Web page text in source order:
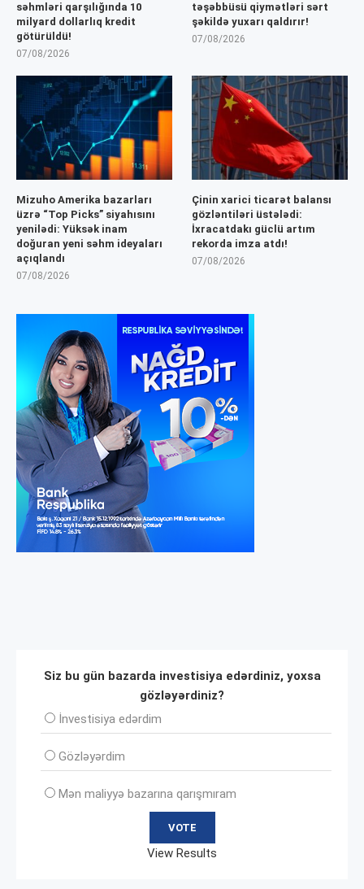
səhmləri qarşılığında 10
milyard dollarlıq kredit
götürüldü!
07/08/2026
təşəbbüsü qiymətləri sərt
şəkildə yuxarı qaldırır!
07/08/2026
Mizuho Amerika bazarları
üzrə “Top Picks” siyahısını
yenilədi: Yüksək inam
doğuran yeni səhm ideyaları
açıqlandı
07/08/2026
Çinin xarici ticarət balansı
gözləntiləri üstələdi:
İxracatdakı güclü artım
rekorda imza atdı!
07/08/2026
Siz bu gün bazarda investisiya edərdiniz, yoxsa
gözləyərdiniz?
İnvеstisiya edərdim
Gözləyərdim
Mən maliyyə bazarına qarışmıram
View Results